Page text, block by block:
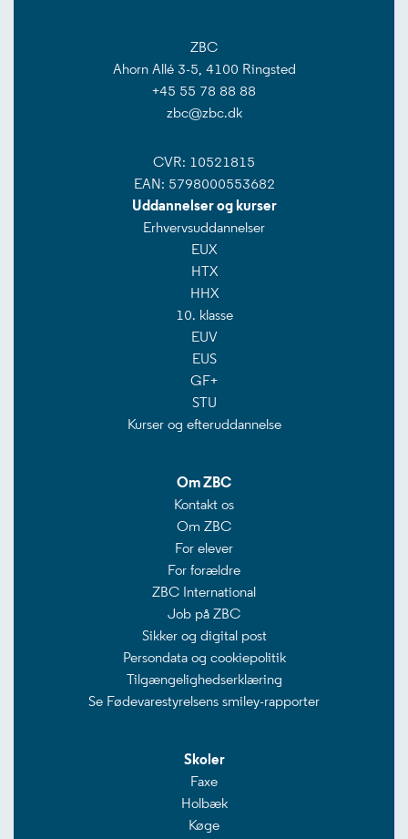
ZBC
Ahorn Allé 3-5, 4100 Ringsted
+45 55 78 88 88
zbc@zbc.dk
CVR: 10521815
EAN: 5798000553682
Uddannelser og kurser
Erhvervsuddannelser
EUX
HTX
HHX
10. klasse
EUV
EUS
GF+
STU
Kurser og efteruddannelse
Om ZBC
Kontakt os
Om ZBC
For elever
For forældre
ZBC International
Job på ZBC
Sikker og digital post
Persondata og cookiepolitik
Tilgængelighedserklæring
Se Fødevarestyrelsens smiley-rapporter
Skoler
Faxe
Holbæk
Køge